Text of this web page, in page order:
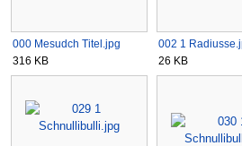
000 Mesudch Titel.jpg
316 KB
002 1
26 KB